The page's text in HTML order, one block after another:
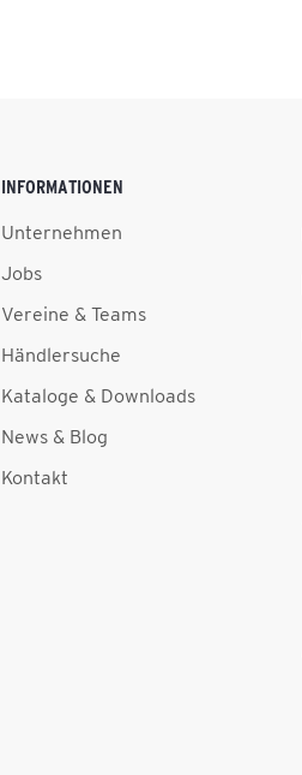
INFORMATIONEN
Unternehmen
Jobs
Vereine & Teams
Händlersuche
Kataloge & Downloads
News & Blog
Kontakt